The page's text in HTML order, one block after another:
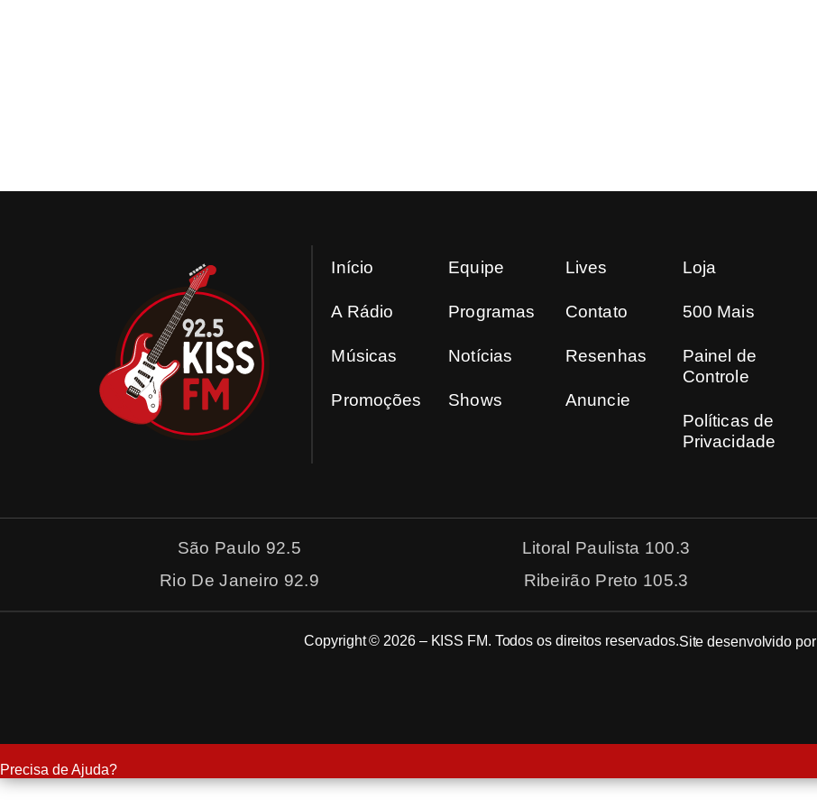
Início
A Rádio
Músicas
Promoções
Equipe
Programas
Notícias
Shows
Lives
Contato
Resenhas
Anuncie
Loja
500 Mais
Painel de
Controle
Políticas de
Privacidade
São Paulo 92.5 Litoral Paulista 100.3
Rio De Janeiro 92.9
Ribeirão Preto 105.3
Copyright © 2026 – KISS FM. Todos os direitos reservados.Site desenvolvido por
Precisa de Ajuda?